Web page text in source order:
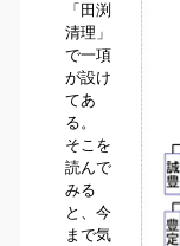
「田渕
清理」
で一項
が設け
てあ
る。
そこを
読んで
みる
と、今
まで気